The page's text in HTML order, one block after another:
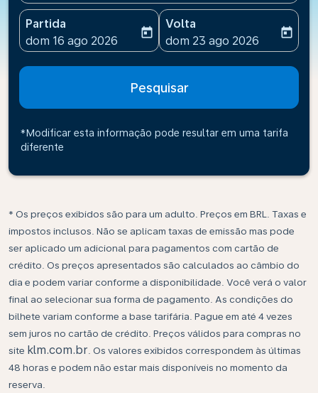
Partida
fc-booking-departure-date-aria-label
dom 16 ago 2026
today
Volta
fc-booking-return-date-
dom 23 ago 2026
today
Pesquisar
*Modificar esta informação pode resultar em uma tarifa
diferente
* Os preços exibidos são para um adulto. Preços em BRL. Taxas e
impostos inclusos. Não se aplicam taxas de emissão mas pode
ser aplicado um adicional para pagamentos com cartão de
crédito. Os preços apresentados são calculados ao câmbio do
dia e podem variar conforme a disponibilidade. Você verá o valor
final ao selecionar sua forma de pagamento. As condições do
bilhete variam conforme a base tarifária. Pague em até 4 vezes
sem juros no cartão de crédito. Preços válidos para compras no
site klm.com.br . Os valores exibidos correspondem às últimas
48 horas e podem não estar mais disponíveis no momento da
reserva.